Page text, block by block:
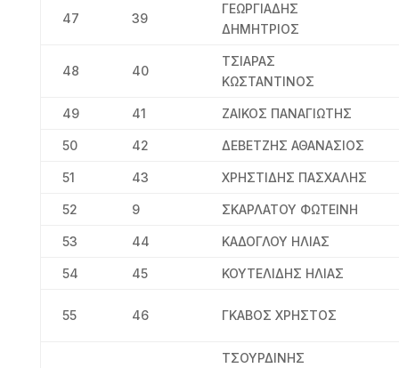
47 39
ΓΕΩΡΓΙΑΔΗΣ
ΔΗΜΗΤΡΙΟΣ
48 40
TΣΙΑΡΑΣ
ΚΩΣΤΑΝΤΙΝΟΣ
49 41 ΖΑΙΚΟΣ ΠΑΝΑΓΙΩΤΗΣ
50 42 ΔΕΒΕΤΖΗΣ ΑΘΑΝΑΣΙΟΣ
51 43 ΧΡΗΣΤΙΔΗΣ ΠΑΣΧΑΛΗΣ
52 9 ΣΚΑΡΛΑΤΟΥ ΦΩΤΕΙΝΗ
53 44 ΚΑΔΟΓΛΟΥ ΗΛΙΑΣ
54 45 ΚΟΥΤΕΛΙΔΗΣ ΗΛΙΑΣ
55 46 ΓΚΑΒΟΣ ΧΡΗΣΤΟΣ
ΤΣΟΥΡΔΙΝΗΣ